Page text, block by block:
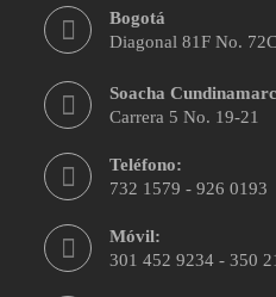
Bogotá
Diagonal 81F No.
Soacha
Carrera 5 No. 19-21
Teléfono:
732 1579 - 926 0193
Móvil:
301 452 9234 - 350